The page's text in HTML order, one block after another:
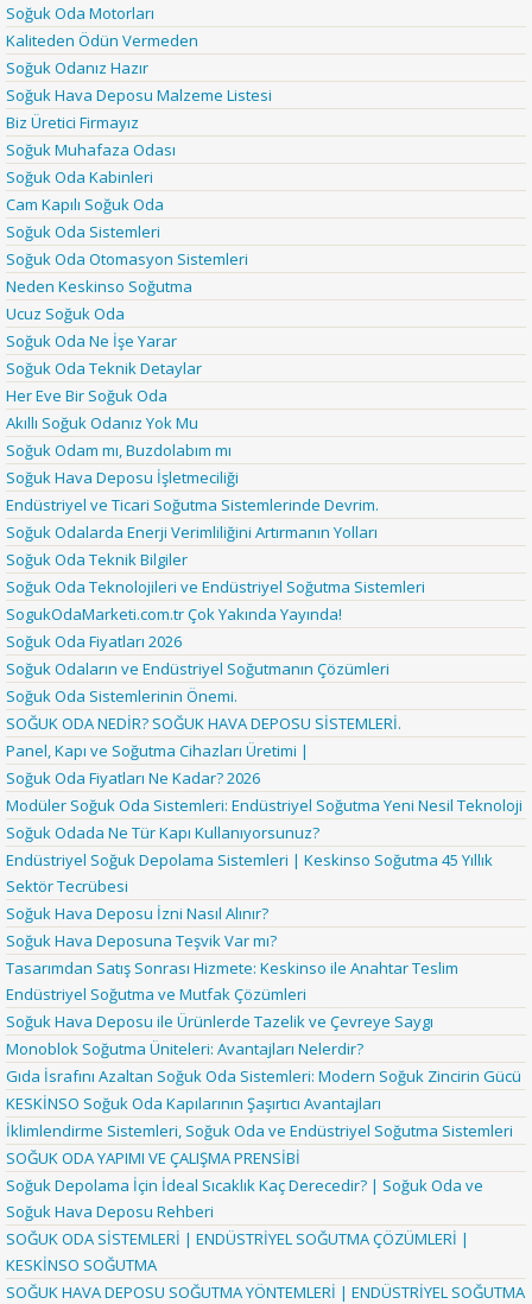
Soğuk Oda Motorları
Kaliteden Ödün Vermeden
Soğuk Odanız Hazır
Soğuk Hava Deposu Malzeme Listesi
Biz Üretici Firmayız
Soğuk Muhafaza Odası
Soğuk Oda Kabinleri
Cam Kapılı Soğuk Oda
Soğuk Oda Sistemleri
Soğuk Oda Otomasyon Sistemleri
Neden Keskinso Soğutma
Ucuz Soğuk Oda
Soğuk Oda Ne İşe Yarar
Soğuk Oda Teknik Detaylar
Her Eve Bir Soğuk Oda
Akıllı Soğuk Odanız Yok Mu
Soğuk Odam mı, Buzdolabım mı
Soğuk Hava Deposu İşletmeciliği
Endüstriyel ve Ticari Soğutma Sistemlerinde Devrim.
Soğuk Odalarda Enerji Verimliliğini Artırmanın Yolları
Soğuk Oda Teknik Bilgiler
Soğuk Oda Teknolojileri ve Endüstriyel Soğutma Sistemleri
SogukOdaMarketi.com.tr Çok Yakında Yayında!
Soğuk Oda Fiyatları 2026
Soğuk Odaların ve Endüstriyel Soğutmanın Çözümleri
Soğuk Oda Sistemlerinin Önemi.
SOĞUK ODA NEDİR? SOĞUK HAVA DEPOSU SİSTEMLERİ.
Panel, Kapı ve Soğutma Cihazları Üretimi |
Soğuk Oda Fiyatları Ne Kadar? 2026
Modüler Soğuk Oda Sistemleri: Endüstriyel Soğutma Yeni Nesil Teknoloji
Soğuk Odada Ne Tür Kapı Kullanıyorsunuz?
Endüstriyel Soğuk Depolama Sistemleri | Keskinso Soğutma 45 Yıllık
Sektör Tecrübesi
Soğuk Hava Deposu İzni Nasıl Alınır?
Soğuk Hava Deposuna Teşvik Var mı?
Tasarımdan Satış Sonrası Hizmete: Keskinso ile Anahtar Teslim
Endüstriyel Soğutma ve Mutfak Çözümleri
Soğuk Hava Deposu ile Ürünlerde Tazelik ve Çevreye Saygı
Monoblok Soğutma Üniteleri: Avantajları Nelerdir?
Gıda İsrafını Azaltan Soğuk Oda Sistemleri: Modern Soğuk Zincirin Gücü
KESKİNSO Soğuk Oda Kapılarının Şaşırtıcı Avantajları
İklimlendirme Sistemleri, Soğuk Oda ve Endüstriyel Soğutma Sistemleri
SOĞUK ODA YAPIMI VE ÇALIŞMA PRENSİBİ
Soğuk Depolama İçin İdeal Sıcaklık Kaç Derecedir? | Soğuk Oda ve
Soğuk Hava Deposu Rehberi
SOĞUK ODA SİSTEMLERİ | ENDÜSTRİYEL SOĞUTMA ÇÖZÜMLERİ |
KESKİNSO SOĞUTMA
SOĞUK HAVA DEPOSU SOĞUTMA YÖNTEMLERİ | ENDÜSTRİYEL SOĞUTMA